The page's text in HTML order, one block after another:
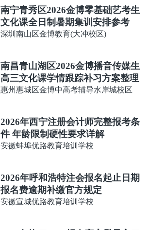
南宁青秀区2026金博零基础艺考生
文化课全日制暑期集训安排参考
深圳南山区金博教育(大冲校区)
南昌青山湖区2026金博播音传媒生
高三文化课学情跟踪补习方案整理
惠州惠城区金博中高考辅导水岸城校区
2026年西宁注册会计师完整报考条
件 年龄限制硬性要求详解
安徽蚌埠优路教育培训学校
2026年呼和浩特注会报名起止日期
报名费逾期补缴官方规定
安徽宣城优路教育培训学校